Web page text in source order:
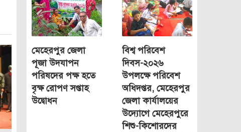
মেহেরপুর জেলা
পূজা উদযাপন
পরিষদের পক্ষ হতে
বৃক্ষ রোপণ সপ্তাহ
উদ্বোধন
বিশ্ব পরিবেশ
দিবস-২০২৬
উপলক্ষে পরিবেশ
অধিদপ্তর, মেহেরপুর
জেলা কার্যালয়ের
উদ্যোগে মেহেরপুরে
শিশু-কিশোরদের